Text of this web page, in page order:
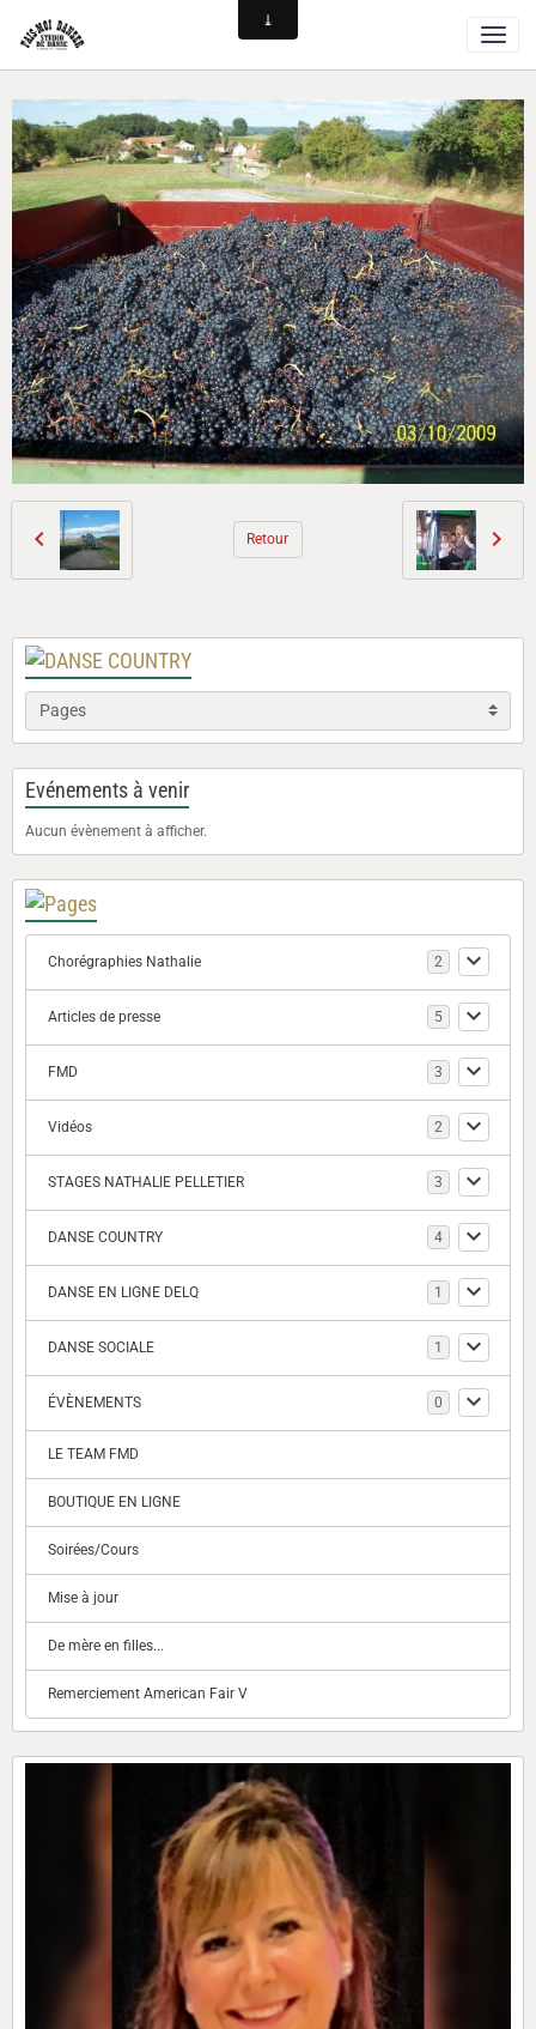
Retour
Evénements à venir
Aucun évènement à afficher.
Chorégraphies Nathalie 2
Articles de presse 5
FMD 3
Vidéos 2
STAGES NATHALIE PELLETIER 3
DANSE COUNTRY 4
DANSE EN LIGNE DELQ 1
DANSE SOCIALE 1
ÉVÈNEMENTS 0
LE TEAM FMD
BOUTIQUE EN LIGNE
Soirées/Cours
Mise à jour
De mère en filles...
Remerciement American Fair V